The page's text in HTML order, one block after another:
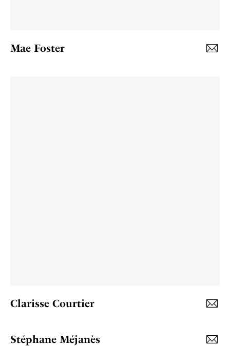
Mae Foster
Clarisse Courtier
Stéphane Méjanès